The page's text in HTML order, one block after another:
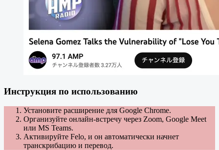
Инструкция по использованию
Установите расширение для Google Chrome.
Организуйте онлайн-встречу через Zoom, Google Meet
или MS Teams.
Активируйте Felo, и он автоматически начнет
транскрибацию и перевод.